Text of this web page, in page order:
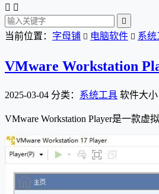
 

当前位置： 字母铺  电脑软件  系统
VMware Workstation
2025-03-04 分类： 系统工具 软件大
VMware Workstation Player是一款